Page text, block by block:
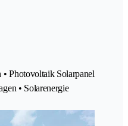
• Photovoltaik Solarpanel
• Solarenergie